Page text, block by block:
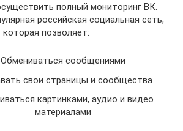
полный мониторинг ВК.
российская социальная сеть,
которая позволяет:
Обмениваться сообщениями
свои страницы и сообщества
картинками, аудио и видео
материалами